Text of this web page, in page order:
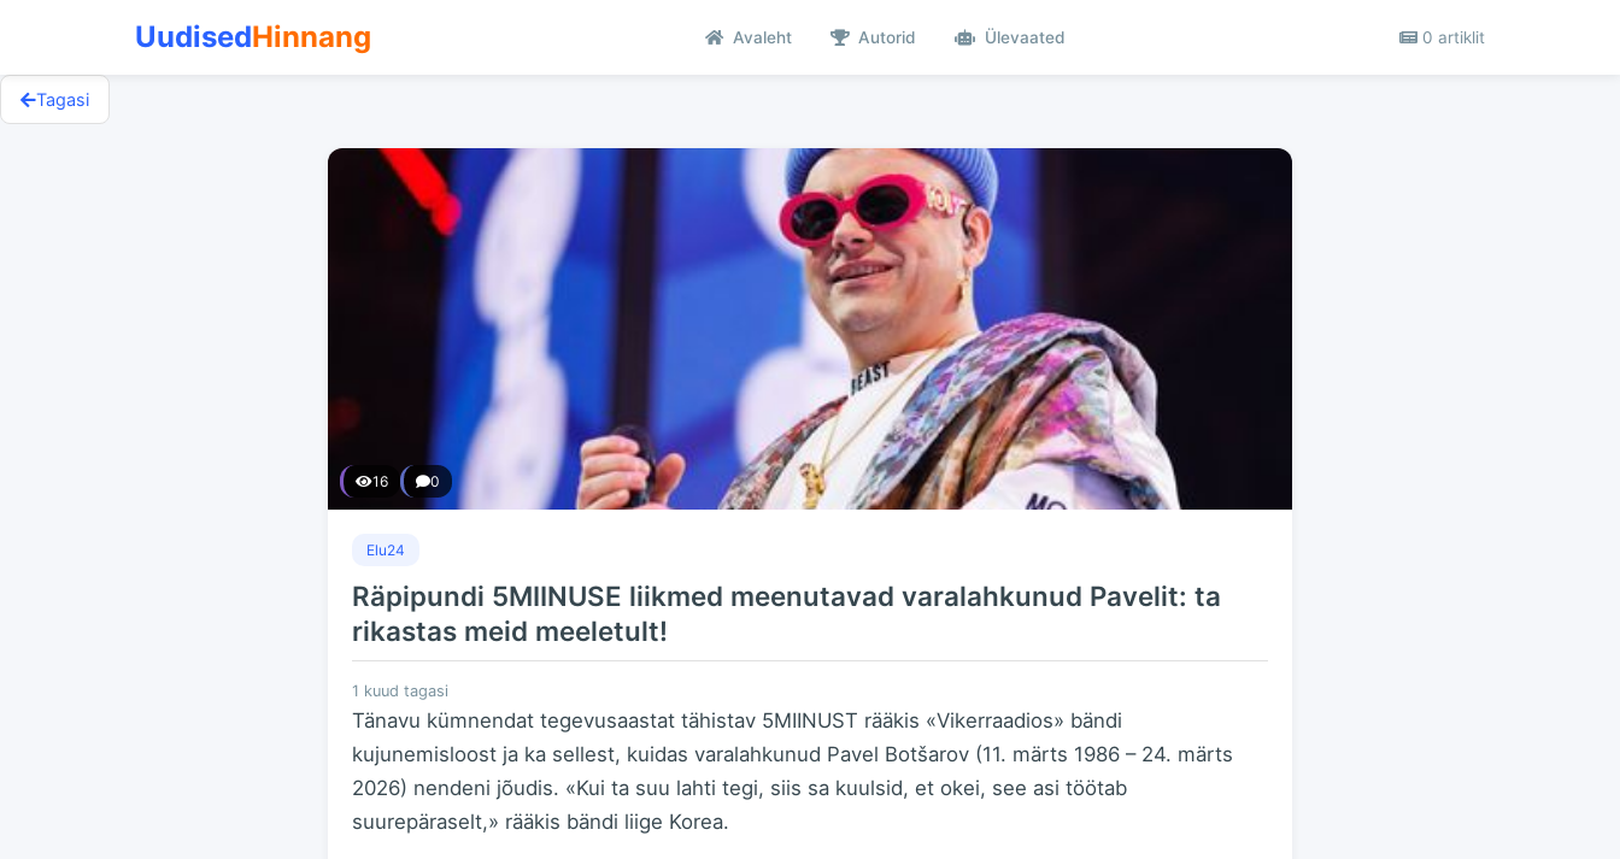
UudisedHinnang Avaleht Autorid Ülevaated 0 artiklit
Tagasi
16 0
Elu24
Räpipundi 5MIINUSE liikmed meenutavad varalahkunud Pavelit: ta
rikastas meid meeletult!
1 kuud tagasi
Tänavu kümnendat tegevusaastat tähistav 5MIINUST rääkis «Vikerraadios» bändi
kujunemisloost ja ka sellest, kuidas varalahkunud Pavel Botšarov (11. märts 1986 – 24. märts
2026) nendeni jõudis. «Kui ta suu lahti tegi, siis sa kuulsid, et okei, see asi töötab
suurepäraselt,» rääkis bändi liige Korea.